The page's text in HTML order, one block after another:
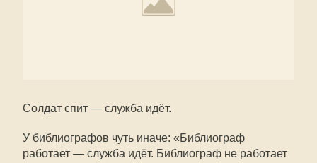
Солдат спит — служба идёт.
У библиографов чуть иначе: «Библиограф
работает — служба идёт. Библиограф не работает